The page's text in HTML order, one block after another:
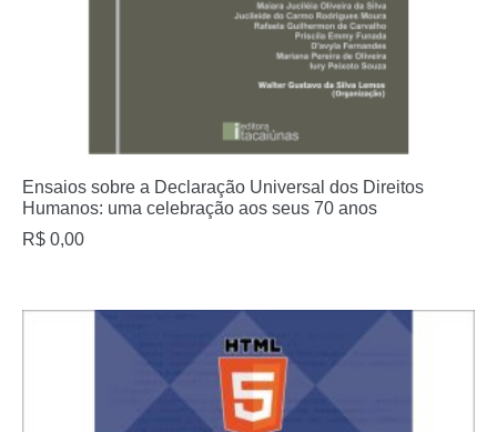
Ensaios sobre a Declaração Universal dos Direitos
Humanos: uma celebração aos seus 70 anos
R$ 0,00